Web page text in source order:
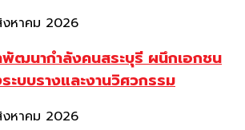
หาคม 2026
พัฒนากำลังคนสระบุรี ผนึกเอกชน
ะบบรางและงานวิศวกรรม
หาคม 2026